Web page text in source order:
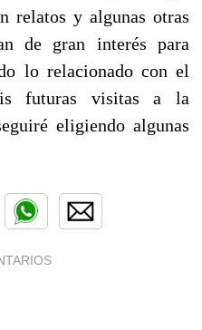
relatos y algunas otras
de gran interés para
lo relacionado con el
futuras visitas a la
eligiendo algunas